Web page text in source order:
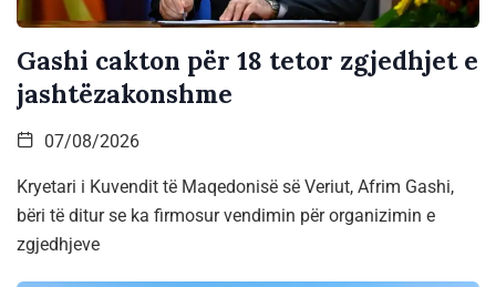
Gashi cakton për 18 tetor zgjedhjet e
jashtëzakonshme
07/08/2026
Kryetari i Kuvendit të Maqedonisë së Veriut, Afrim Gashi,
bëri të ditur se ka firmosur vendimin për organizimin e
zgjedhjeve